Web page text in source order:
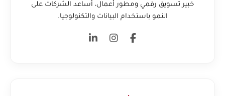
خبير تسويق رقمي ومطور أعمال، أساعد الشركات على
النمو باستخدام البيانات والتكنولوجيا.